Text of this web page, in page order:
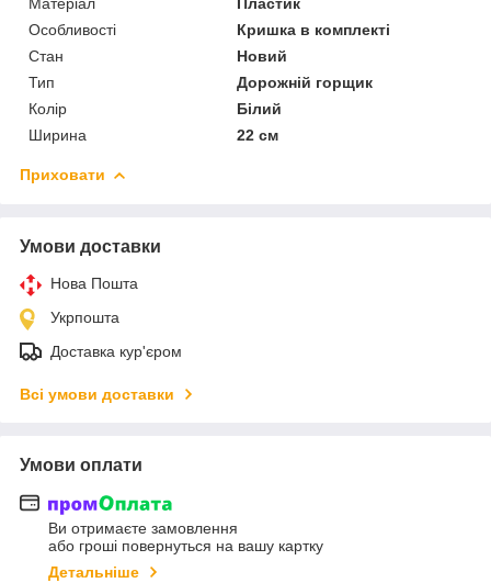
Особливості
Кришка в комплекті
Стан
Новий
Тип
Дорожній горщик
Колір
Білий
Ширина
22 см
Приховати
Умови доставки
Нова Пошта
Укрпошта
Доставка кур'єром
Всі умови доставки
Умови оплати
Ви отримаєте замовлення
або гроші повернуться на вашу картку
Детальніше